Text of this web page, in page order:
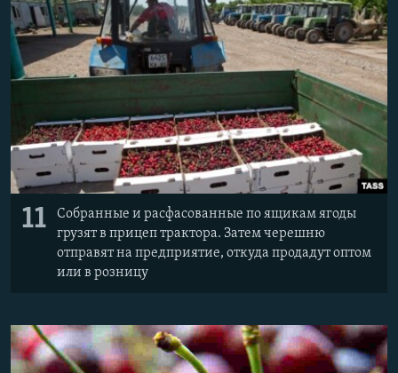
11
Собранные и расфасованные по ящикам ягоды
грузят в прицеп трактора. Затем черешню
отправят на предприятие, откуда продадут оптом
или в розницу